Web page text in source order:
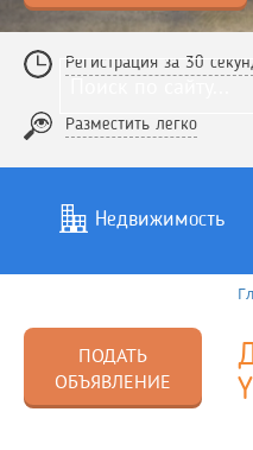
Регистрация за 30
Разместить легко
Недвижимость
Услуги
ПОДАТЬ
ОБЪЯВЛЕНИЕ